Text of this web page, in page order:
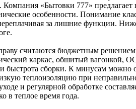
Компания «Бытовки 777»
особенности. Понимание
за лишние функции.
считаются бюджетным
каркас, обшитый вагонкой,
быстрота сборки. К минусам можно
теплоизоляцию при
и регулярной обработке
в теплое время года.